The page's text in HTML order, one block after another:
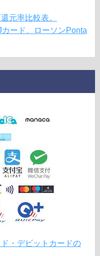
元率比較表。
ード、ローソンPonta
・デビットカードの